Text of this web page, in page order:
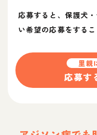
応募すると、保護犬
い希望の応募をする
里親
応募す